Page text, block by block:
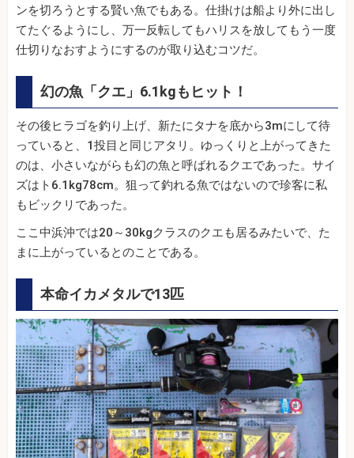
ンを切ろうとする賢い魚でもある。仕掛けは船より外に出し
てたぐるようにし、万一反転してもハリスを放してもう一度
仕切りなおすようにするのが取り込むコツだ。
幻の魚「クエ」6.1kgもヒット！
その後ヒラゴを釣り上げ、新たにタナを底から3mにして待
っていると、1投目と同じアタリ。ゆっくりと上がってきた
のは、小さいながらも幻の魚と呼ばれるクエであった。サイ
ズはト6.1kg78cm。狙って釣れる魚ではないので珍客に私
もビックリであった。
ここ中浜沖では20～30kgクラスのクエも居るみたいで、た
まに上がっているとのことである。
本命イカメタルで13匹